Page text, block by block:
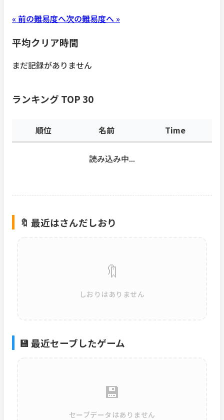
« 前の難易度へ次の難易度へ »
平均クリア時間
まだ記録がありません
ランキング TOP 30
順位 名前 Time
読み込み中...
🔖 最近はさんだしおり
🔖
しおりはありません
💾 最近セーブしたゲーム
💾
セーブデータはありません